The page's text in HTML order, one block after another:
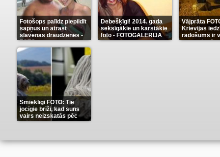
Fotošops palīdz piepildīt
sapņus un atrast
slavenas draudzenes -
FOTO(13)
Debešķīgi! 2014. gada
seksīgākie un karstākie
foto - FOTOGALERIJA
(9)
Vājprāta
Krievijas
radošums ir
Smieklīgi FOTO: Tie
jocīgie brīži, kad suns
vairs neizskatās pēc
suņa(11)